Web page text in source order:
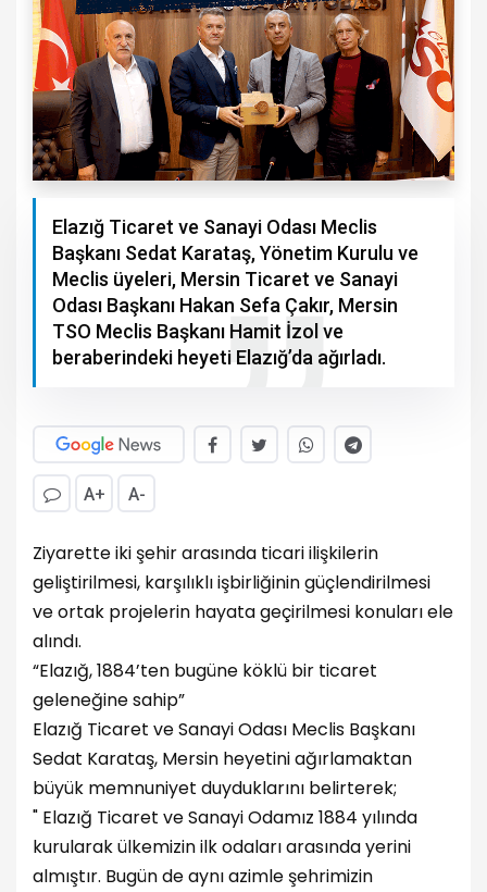
Elazığ Ticaret ve Sanayi Odası Meclis
Başkanı Sedat Karataş, Yönetim Kurulu ve
Meclis üyeleri, Mersin Ticaret ve Sanayi
Odası Başkanı Hakan Sefa Çakır, Mersin
TSO Meclis Başkanı Hamit İzol ve
beraberindeki heyeti Elazığ’da ağırladı.
A+ A-
Ziyarette iki şehir arasında ticari ilişkilerin
geliştirilmesi, karşılıklı işbirliğinin güçlendirilmesi
ve ortak projelerin hayata geçirilmesi konuları ele
alındı.
“Elazığ, 1884’ten bugüne köklü bir ticaret
geleneğine sahip”
Elazığ Ticaret ve Sanayi Odası Meclis Başkanı
Sedat Karataş, Mersin heyetini ağırlamaktan
büyük memnuniyet duyduklarını belirterek;
" Elazığ Ticaret ve Sanayi Odamız 1884 yılında
kurularak ülkemizin ilk odaları arasında yerini
almıştır. Bugün de aynı azimle şehrimizin